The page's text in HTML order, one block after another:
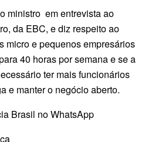
ministro em entrevista ao
da EBC, e diz respeito ao
micro e pequenos empresários
40 horas por semana e se a
ter mais funcionários
e manter o negócio aberto.
Brasil no WhatsApp